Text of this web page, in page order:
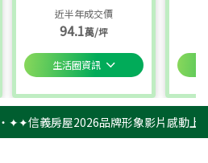
近半年成交價
94.1萬/坪
生活圈資訊
‧✦✦信義房屋2026品牌形象影片感動上